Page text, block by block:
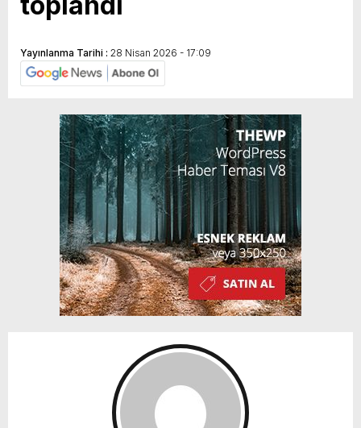
Yayınlanma Tarihi : 28 Nisan 2026 - 17:09